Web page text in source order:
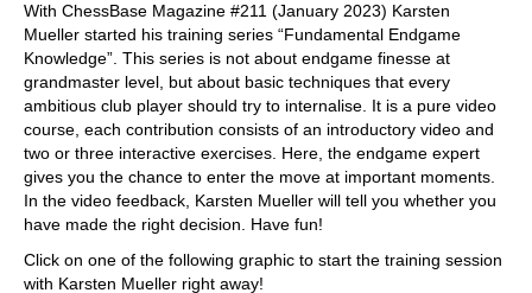
With ChessBase Magazine #211 (January 2023) Karsten
Mueller started his training series “Fundamental Endgame
Knowledge”. This series is not about endgame finesse at
grandmaster level, but about basic techniques that every
ambitious club player should try to internalise. It is a pure video
course, each contribution consists of an introductory video and
two or three interactive exercises. Here, the endgame expert
gives you the chance to enter the move at important moments.
In the video feedback, Karsten Mueller will tell you whether you
have made the right decision. Have fun!
Click on one of the following graphic to start the training session
with Karsten Mueller right away!